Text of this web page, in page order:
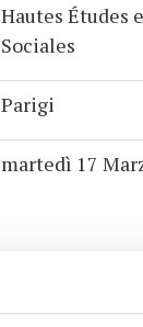
Hautes Études
Sociales
Parigi
martedì 17